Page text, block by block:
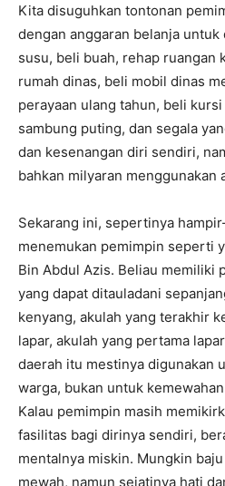
Kita disuguhkan tontonan
dengan anggaran belanja
susu, beli buah, rehap ruangan
rumah dinas, beli mobil dinas
perayaan ulang tahun, beli
sambung puting, dan segala
dan kesenangan diri sendiri,
bahkan milyaran menggunakan
Sekarang ini, sepertinya
menemukan pemimpin seperti
Bin Abdul Azis. Beliau memiliki
yang dapat ditauladani
kenyang, akulah yang terakhir
lapar, akulah yang pertama
daerah itu mestinya digunakan
warga, bukan untuk
Kalau pemimpin masih
fasilitas bagi dirinya sendiri,
mentalnya miskin. Mungkin
mewah, namun sejatinya hati